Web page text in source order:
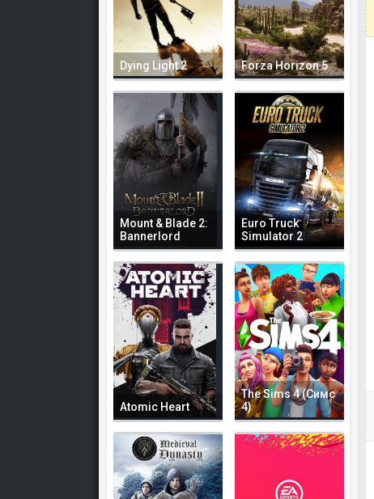
Dying Light 2 Forza Horizon 5
Mount & Blade 2:
Bannerlord
Euro Truck
Simulator 2
Atomic Heart
The Sims 4 (Симс
4)